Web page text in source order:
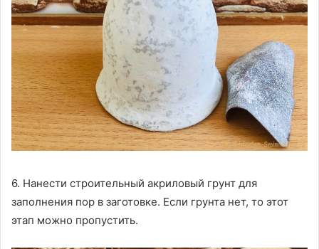
6. Нанести строительный акриловый грунт для
заполнения пор в заготовке. Если грунта нет, то этот
этап можно пропустить.